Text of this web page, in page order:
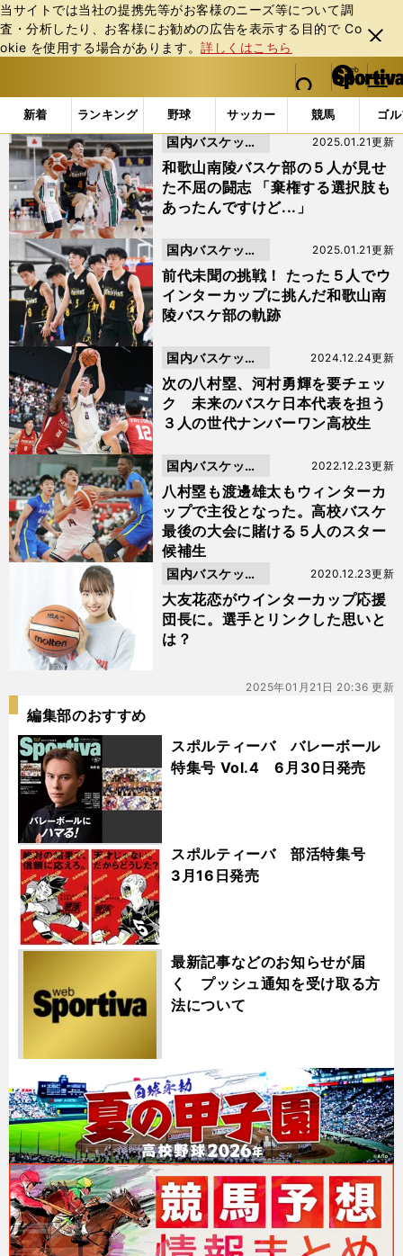
当サイトでは当社の提携先等がお客様のニーズ等について調
査・分析したり、お客様にお勧めの広告を表⽰する⽬的で Co
okie を使⽤する場合があります。詳しくはこちら
閉じ
る
web Sportiva (webスポルティーバ)
検索
マイペ
ー
ジ
メニュ
新着 ランキング 野球 サッカー 競馬 ゴ
b
ス
ポ
ル
テ
ィ
ー
バ
「#高校バスケ」の最新ニュース・ 情報
和歌山南陵バスケ部の５人が見せ
た不屈の闘志 「棄権する選択肢も
あったんですけど...」
2025.01.21更新
国内バスケット
ボール
前代未聞の挑戦！ たった５人でウ
インターカップに挑んだ和歌山南
陵バスケ部の軌跡
2025.01.21更新
国内バスケット
ボール
次の八村塁、河村勇輝を要チェッ
ク 未来のバスケ日本代表を担う
３人の世代ナンバーワン高校生
2024.12.24更新
国内バスケット
ボール
八村塁も渡邊雄太もウィンターカ
ップで主役となった。高校バスケ
最後の大会に賭ける５人のスター
候補生
2022.12.23更新
国内バスケット
ボール
大友花恋がウインターカップ応援
団長に。選手とリンクした思いと
は？
2020.12.23更新
国内バスケット
ボール
2025年01月21日 20:36 更新
編集部のおすすめ
スポルティーバ バレーボール
特集号 Vol.4 6月30日発売
スポルティーバ 部活特集号
3月16日発売
最新記事などのお知らせが届
く プッシュ通知を受け取る方
法について